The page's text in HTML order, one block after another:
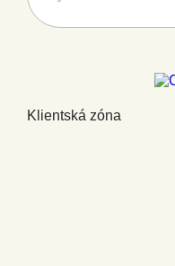
Klientská zóna